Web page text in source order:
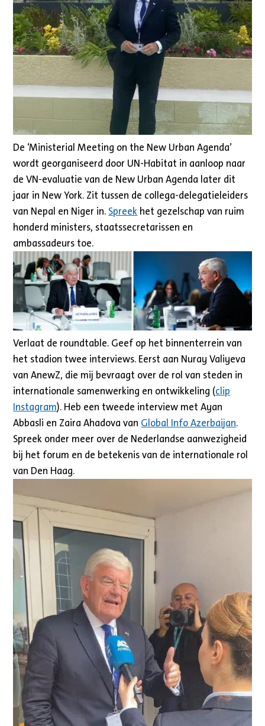
De ‘Ministerial Meeting on the New Urban Agenda’
wordt georganiseerd door UN-Habitat in aanloop naar
de VN-evaluatie van de New Urban Agenda later dit
jaar in New York. Zit tussen de collega-delegatieleiders
van Nepal en Niger in. Spreek het gezelschap van ruim
honderd ministers, staatssecretarissen en
ambassadeurs toe.
Verlaat de roundtable. Geef op het binnenterrein van
het stadion twee interviews. Eerst aan Nuray Valiyeva
van AnewZ, die mij bevraagt over de rol van steden in
internationale samenwerking en ontwikkeling (clip
Instagram). Heb een tweede interview met Ayan
Abbasli en Zaira Ahadova van Global Info Azerbaijan.
Spreek onder meer over de Nederlandse aanwezigheid
bij het forum en de betekenis van de internationale rol
van Den Haag.